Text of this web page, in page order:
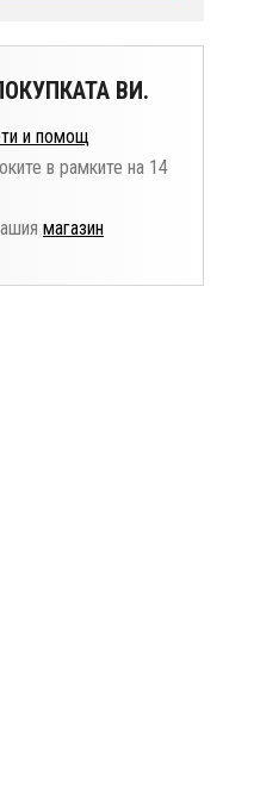
ВИ.
и помощ
в рамките на 14
магазин